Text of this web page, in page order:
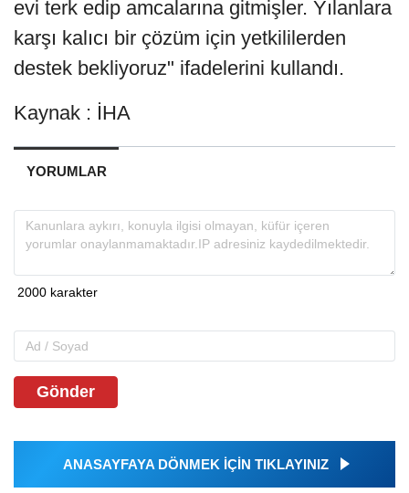
evi terk edip amcalarına gitmişler. Yılanlara
karşı kalıcı bir çözüm için yetkililerden
destek bekliyoruz" ifadelerini kullandı.
Kaynak : İHA
YORUMLAR
Gönder
ANASAYFAYA DÖNMEK İÇİN TIKLAYINIZ